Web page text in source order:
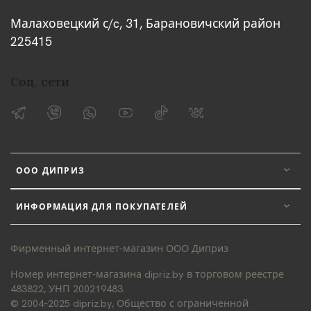
ООО ДИПРИЗ
ИНФОРМАЦИЯ ДЛЯ ПОКУПАТЕЛЕЙ
Малаховецкий с/c, 31, Барановичский район
225415
Соц. сети
Фирменный интернет-магазин ООО Диприз
Номер интернет-магазина dipriz.by в торговом реестре
483822, УНП 200219483.
© 2004–2025 dipriz.by, Общество с ограниченной